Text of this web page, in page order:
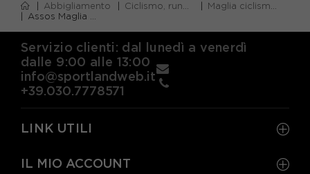
Abbigliamento Ciclismo, running e piscina
Maglia ciclismo m/corta
Assos Maglia Ciclismo Mille Gt Voganski Rosso Uomo
Servizio clienti: dal lunedì a venerdì
dalle 9:00 alle 13:00
info@sportlandweb.it
+39.030.7778571
LINK UTILI
IL MIO ACCOUNT